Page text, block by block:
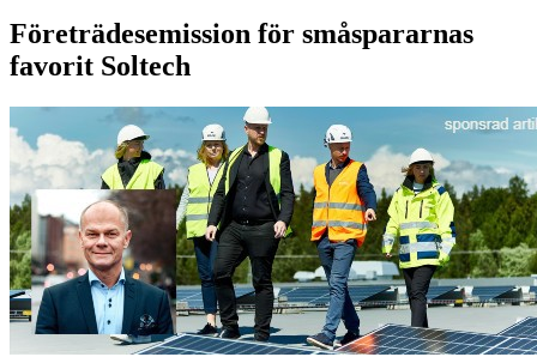
Företrädesemission för småspararnas
favorit Soltech